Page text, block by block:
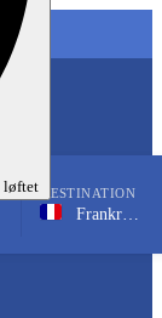
løftet DESTINATION
Frankrig, Lyon